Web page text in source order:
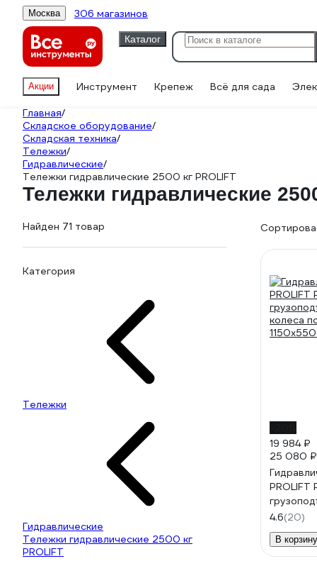
Москва 306 магазинов
Каталог
Акции Инструмент Крепеж Всё для сада
Главная/
Складское оборудование/
Складская техника/
Тележки/
Гидравлические/
Тележки гидравлические 2500 кг PROLIFT
Тележки гидравлические
Найден 71 товар
Категория
Тележки
Гидравлические
Тележки гидравлические 2500 кг
PROLIFT
19 984 ₽
25 080 ₽
PROLIFT
колеса
4.6(20)
В корзину